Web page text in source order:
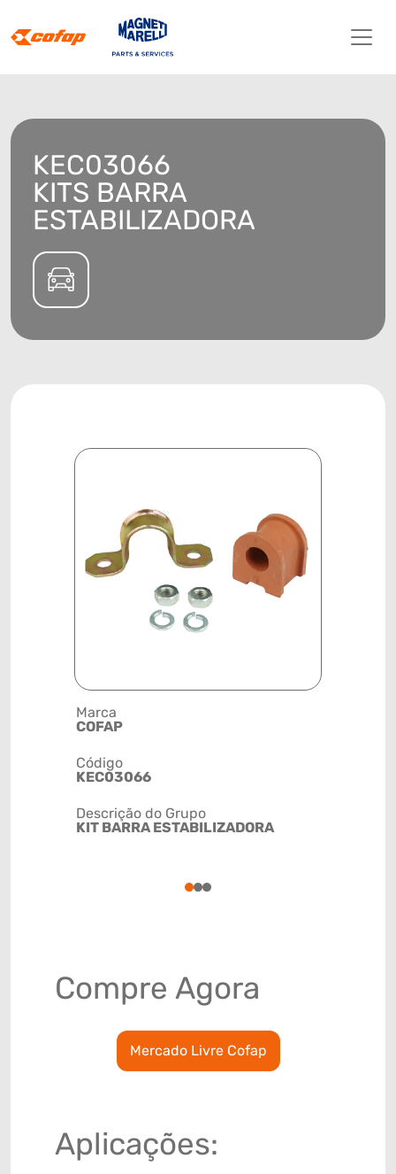
KEC03066
KITS BARRA
ESTABILIZADORA
Marca
COFAP
Código
KEC03066
Descrição do Grupo
KIT BARRA ESTABILIZADORA
123
Compre Agora
Mercado Livre Cofap
Aplicações: